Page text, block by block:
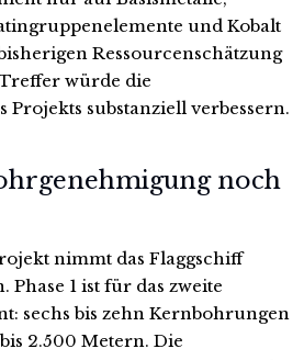
und Kobalt
Ressourcenschätzung
würde die
substanziell verbessern.
noch
nimmt das Flaggschiff
Phase 1 ist für das zweite
sechs bis zehn Kernbohrungen
2.500 Metern. Die